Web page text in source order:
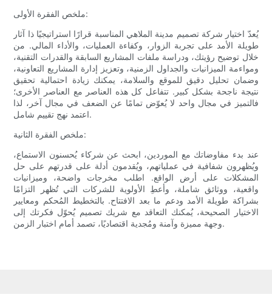
ملخص الفقرة الأولى:
يُعدّ اختيار شركة تصميم مدينة الملاهي المناسبة قرارًا استراتيجيًا ذا آثار
طويلة الأمد على تجربة الزوار، وكفاءة العمليات، والأداء المالي. من
خلال توضيح رؤيتك، ودراسة ملفات المشاريع السابقة والقدرات التقنية،
ومواءمة الميزانيات والجداول الزمنية، وتعزيز إدارة المشاريع التعاونية،
وضمان تحليل دقيق للموقع والسلامة، يمكنك زيادة احتمالية تحقيق
نتيجة ناجحة بشكل كبير. تتفاعل كل هذه العناصر مع العناصر الأخرى؛
فالتميز في مجال واحد لا يُعوّض تمامًا عن الضعف في مجال آخر، لذا
اعتمد نهج تقييم شامل.
ملخص الفقرة الثانية:
عند بدء مفاوضاتك مع الموردين، ابحث عن شركاء يُحسنون الاستماع،
ويُظهرون شفافية في عملياتهم، ويُقدمون أدلة على قدرتهم على حل
المشكلات على أرض الواقع. اطلب مخرجات واضحة، وميزانيات
واقعية، ووثائق شاملة، وأعطِ الأولوية للشركات التي تُظهر التزامًا
بشراكة طويلة الأمد ودعم ما بعد الافتتاح. بالتخطيط المُحكم ومعايير
الاختيار الصحيحة، يُمكنك التعاقد مع شريك تصميم يُحوّل فكرتك إلى
وجهة مميزة وآمنة ومُجدية اقتصاديًا، تصمد أمام اختبار الزمن.